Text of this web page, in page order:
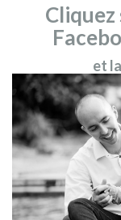
Cliquez
et